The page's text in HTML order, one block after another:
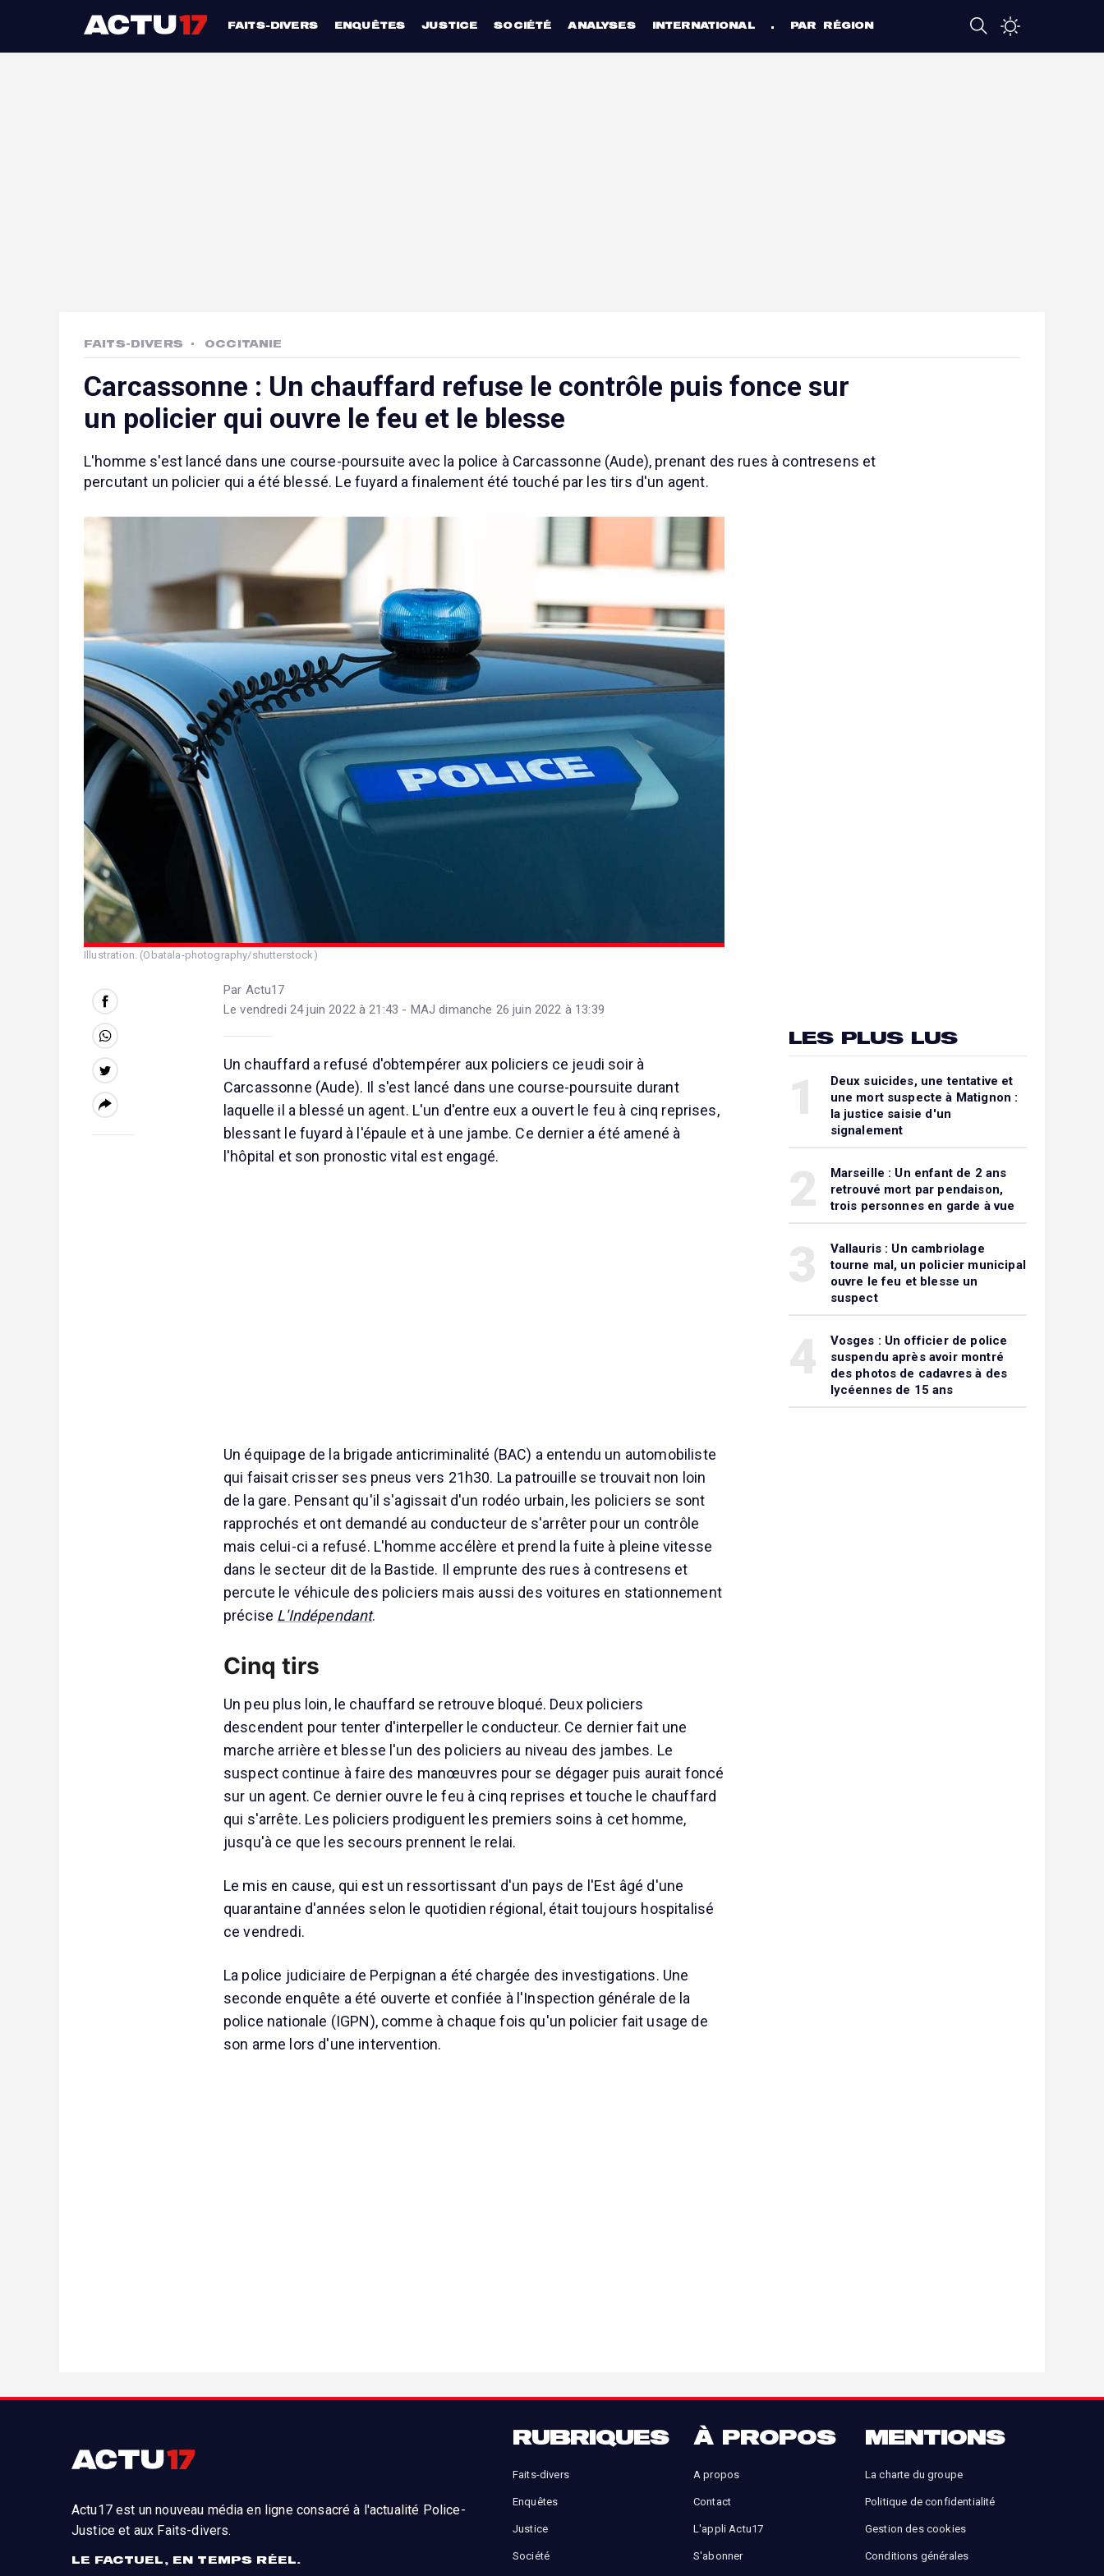
FAITS-DIVERS ENQUÊTES JUSTICE SOCIÉTÉ ANALYSES INTERNATIONAL PAR RÉGION
FAITS-DIVERS OCCITANIE
Carcassonne : Un chauffard refuse le contrôle puis fonce sur
un policier qui ouvre le feu et le blesse
L'homme s'est lancé dans une course-poursuite avec la police à Carcassonne (Aude), prenant des rues à contresens et
percutant un policier qui a été blessé. Le fuyard a finalement été touché par les tirs d'un agent.
Illustration. (Obatala-photography/shutterstock)
Par Actu17
Le vendredi 24 juin 2022 à 21:43 - MAJ dimanche 26 juin 2022 à 13:39
Un chauffard a refusé d'obtempérer aux policiers ce jeudi soir à
Carcassonne (Aude). Il s'est lancé dans une course-poursuite durant
laquelle il a blessé un agent. L'un d'entre eux a ouvert le feu à cinq reprises,
blessant le fuyard à l'épaule et à une jambe. Ce dernier a été amené à
l'hôpital et son pronostic vital est engagé.
Un équipage de la brigade anticriminalité (BAC) a entendu un automobiliste
qui faisait crisser ses pneus vers 21h30. La patrouille se trouvait non loin
de la gare. Pensant qu'il s'agissait d'un rodéo urbain, les policiers se sont
rapprochés et ont demandé au conducteur de s'arrêter pour un contrôle
mais celui-ci a refusé. L'homme accélère et prend la fuite à pleine vitesse
dans le secteur dit de la Bastide. Il emprunte des rues à contresens et
percute le véhicule des policiers mais aussi des voitures en stationnement
précise L'Indépendant.
Cinq tirs
Un peu plus loin, le chauffard se retrouve bloqué. Deux policiers
descendent pour tenter d'interpeller le conducteur. Ce dernier fait une
marche arrière et blesse l'un des policiers au niveau des jambes. Le
suspect continue à faire des manœuvres pour se dégager puis aurait foncé
sur un agent. Ce dernier ouvre le feu à cinq reprises et touche le chauffard
qui s'arrête. Les policiers prodiguent les premiers soins à cet homme,
jusqu'à ce que les secours prennent le relai.
Le mis en cause, qui est un ressortissant d'un pays de l'Est âgé d'une
quarantaine d'années selon le quotidien régional, était toujours hospitalisé
ce vendredi.
La police judiciaire de Perpignan a été chargée des investigations. Une
seconde enquête a été ouverte et confiée à l'Inspection générale de la
police nationale (IGPN), comme à chaque fois qu'un policier fait usage de
son arme lors d'une intervention.
LES PLUS LUS
Deux suicides, une tentative et
une mort suspecte à Matignon :
la justice saisie d'un
signalement
Marseille : Un enfant de 2 ans
retrouvé mort par pendaison,
trois personnes en garde à vue
Vallauris : Un cambriolage
tourne mal, un policier municipal
ouvre le feu et blesse un
suspect
Vosges : Un officier de police
suspendu après avoir montré
des photos de cadavres à des
lycéennes de 15 ans
Actu17 est un nouveau média en ligne consacré à l'actualité Police-
Justice et aux Faits-divers.
LE FACTUEL, EN TEMPS RÉEL.
RUBRIQUES
Faits-divers
Enquêtes
Justice
Société
À PROPOS
A propos
Contact
L'appli Actu17
S'abonner
MENTIONS
La charte du groupe
Politique de confidentialité
Gestion des cookies
Conditions générales